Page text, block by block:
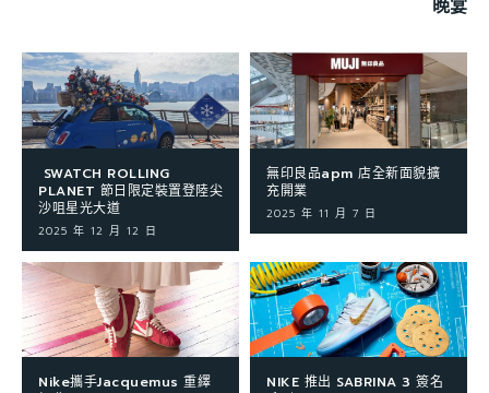
晚宴
SWATCH ROLLING
PLANET 節日限定裝置登陸尖
沙咀星光大道
2025 年 12 月 12 日
無印良品apm 店全新面貌擴
充開業
2025 年 11 月 7 日
Nike攜手Jacquemus 重繹
NIKE 推出 SABRINA 3 簽名